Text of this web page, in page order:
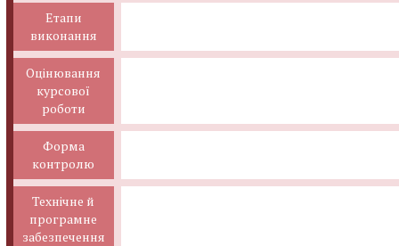
Етапи
виконання
Оцінювання
курсової
роботи
Форма
контролю
Технічне й
програмне
забезпечення